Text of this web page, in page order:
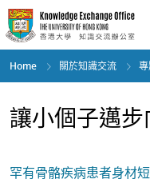
Skip
to
main
content
Home 關於知識交流
讓小個子邁
罕有骨骼疾病患者身材